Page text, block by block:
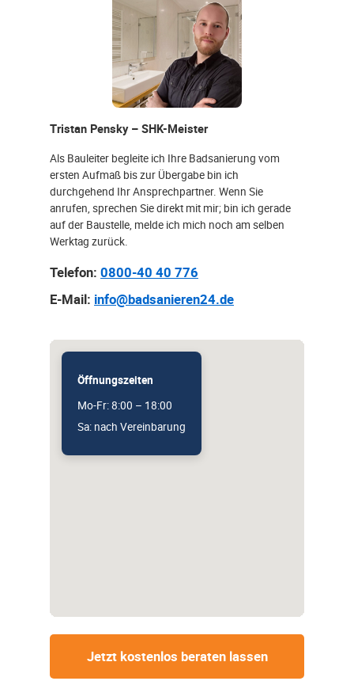
Tristan Pensky – SHK-Meister
Als Bauleiter begleite ich Ihre Badsanierung vom
ersten Aufmaß bis zur Übergabe bin ich
durchgehend Ihr Ansprechpartner. Wenn Sie
anrufen, sprechen Sie direkt mit mir; bin ich gerade
auf der Baustelle, melde ich mich noch am selben
Werktag zurück.
Telefon: 0800-40 40 776
E-Mail: info@badsanieren24.de
Öffnungszeiten
Mo-Fr: 8:00 – 18:00
Sa: nach Vereinbarung
Jetzt kostenlos beraten lassen